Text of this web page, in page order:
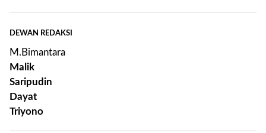
DEWAN REDAKSI
M.Bimantara
Malik
Saripudin
Dayat
Triyono